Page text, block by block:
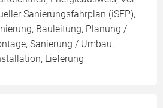
Sanierungsfahrplan (iSFP),
Bauleitung, Planung /
Sanierung / Umbau,
Lieferung